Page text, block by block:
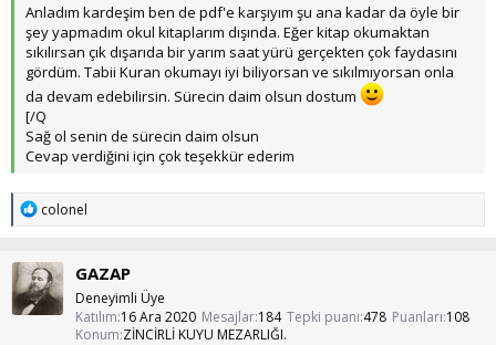
Anladım kardeşim ben de pdf'e karşıyım şu ana kadar da öyle bir
şey yapmadım okul kitaplarım dışında. Eğer kitap okumaktan
sıkılırsan çık dışarıda bir yarım saat yürü gerçekten çok faydasını
gördüm. Tabii Kuran okumayı iyi biliyorsan ve sıkılmıyorsan onla
da devam edebilirsin. Sürecin daim olsun dostum
[/Q
Sağ ol senin de sürecin daim olsun
Cevap verdiğini için çok teşekkür ederim
T
p
k
i
l
e
colonel
GAZAP
Deneyimli Üye
Katılım 16 Ara 2020 Mesajlar 184 Tepki puanı 478 Puanları 108
Konum ZİNCİRLİ KUYU MEZARLIĞI.